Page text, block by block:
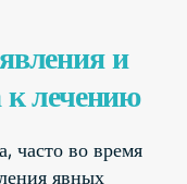
и
к лечению
часто во время
явных